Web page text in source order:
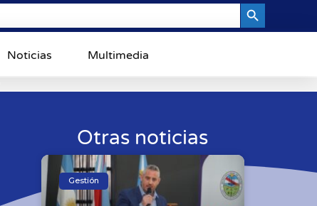
Noticias Multimedia
Otras noticias
Gestión